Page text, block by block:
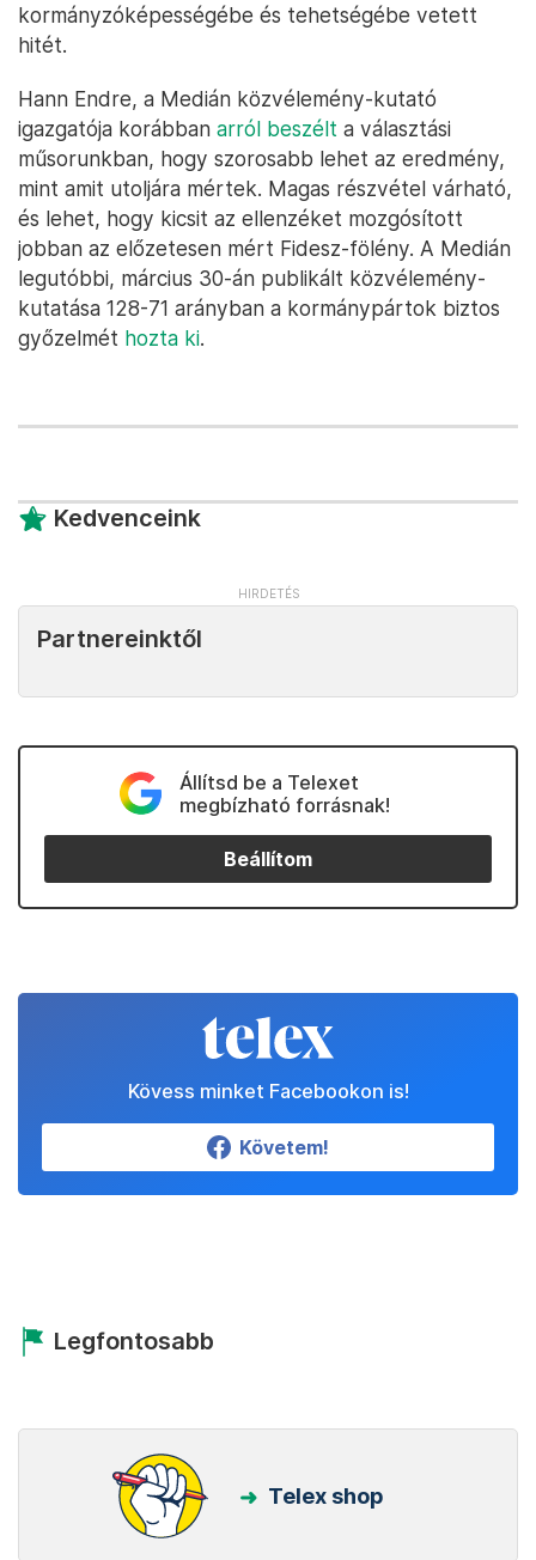
kormányzóképességébe és tehetségébe vetett
hitét.
Hann Endre, a Medián közvélemény-kutató
igazgatója korábban arról beszélt a választási
műsorunkban, hogy szorosabb lehet az eredmény,
mint amit utoljára mértek. Magas részvétel várható,
és lehet, hogy kicsit az ellenzéket mozgósított
jobban az előzetesen mért Fidesz-fölény. A Medián
legutóbbi, március 30-án publikált közvélemény-
kutatása 128-71 arányban a kormánypártok biztos
győzelmét hozta ki.
Kedvenceink
Partnereinktől
Állítsd be a Telexet
megbízható forrásnak!
Beállítom
Kövess minket Facebookon is!
Követem!
Legfontosabb
Telex shop